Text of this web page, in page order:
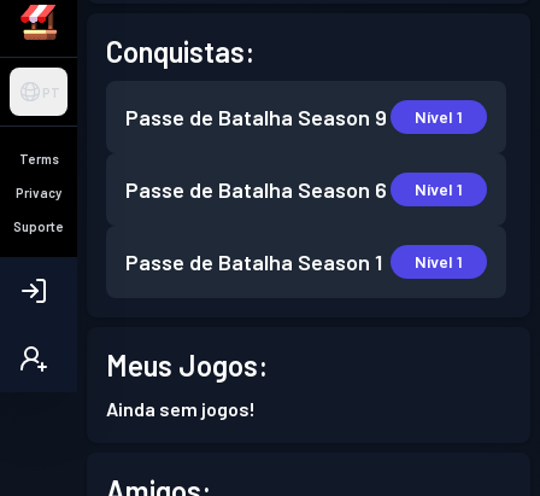
PT
Terms
Privacy
Suporte
Conquistas:
Passe de Batalha Season 9 Nível 1
Passe de Batalha Season 6 Nível 1
Passe de Batalha Season 1 Nível 1
Meus Jogos:
Ainda sem jogos!